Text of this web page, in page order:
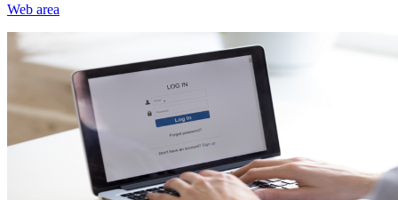
Web area